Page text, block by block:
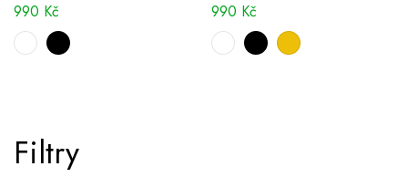
Filtry
990 Kč 990 Kč